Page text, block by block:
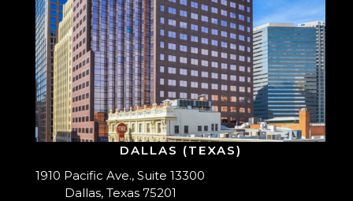
DALLAS (TEXAS)
1910 Pacific Ave., Suite 13300
Dallas, Texas 75201